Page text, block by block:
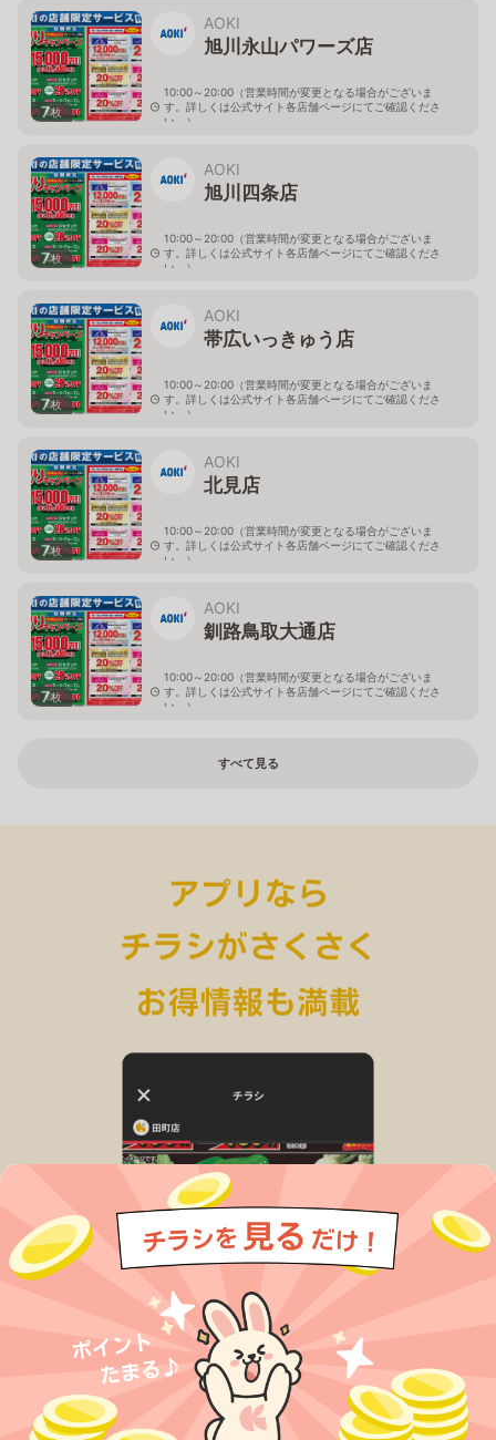
7枚
AOKI
旭川永山パワーズ店
10:00～20:00（営業時間が変更となる場合がございま
す。詳しくは公式サイト各店舗ページにてご確認くださ
い。）
7枚
AOKI
旭川四条店
10:00～20:00（営業時間が変更となる場合がございま
す。詳しくは公式サイト各店舗ページにてご確認くださ
い。）
7枚
AOKI
帯広いっきゅう店
10:00～20:00（営業時間が変更となる場合がございま
す。詳しくは公式サイト各店舗ページにてご確認くださ
い。）
7枚
AOKI
北見店
10:00～20:00（営業時間が変更となる場合がございま
す。詳しくは公式サイト各店舗ページにてご確認くださ
い。）
7枚
AOKI
釧路鳥取大通店
10:00～20:00（営業時間が変更となる場合がございま
す。詳しくは公式サイト各店舗ページにてご確認くださ
い。）
すべて見る